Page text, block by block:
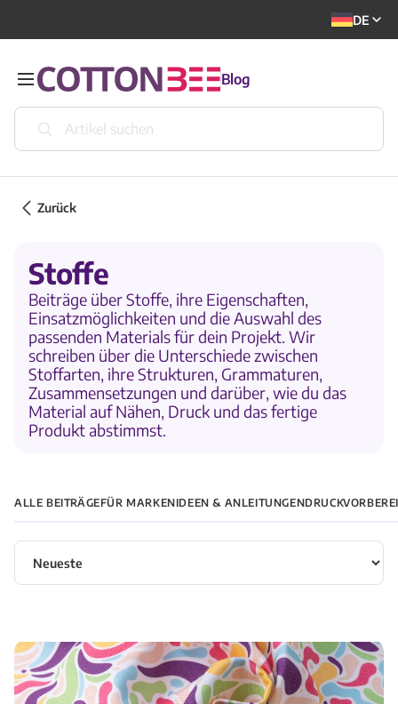
DE
Blog
Zurück
Stoffe
Beiträge über Stoffe, ihre Eigenschaften,
Einsatzmöglichkeiten und die Auswahl des
passenden Materials für dein Projekt. Wir
schreiben über die Unterschiede zwischen
Stoffarten, ihre Strukturen, Grammaturen,
Zusammensetzungen und darüber, wie du das
Material auf Nähen, Druck und das fertige
Produkt abstimmst.
ALLE BEITRÄGEFÜR MARKENIDEEN & ANLEITUNGEN
Artikel sortieren